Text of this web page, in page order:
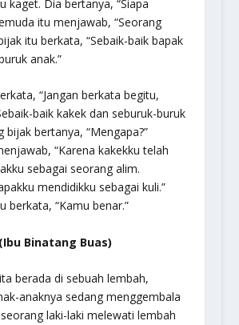
kaget. Dia bertanya, “Siapa
itu menjawab, “Seorang
itu berkata, “Sebaik-baik bapak
anak.”
“Jangan berkata begitu,
baik kakek dan seburuk-buruk
bijak bertanya, “Mengapa?”
“Karena kakekku telah
sebagai seorang alim.
mendidikku sebagai kuli.”
berkata, “Kamu benar.”
Binatang Buas)
berada di sebuah lembah,
anaknya sedang menggembala
laki-laki melewati lembah